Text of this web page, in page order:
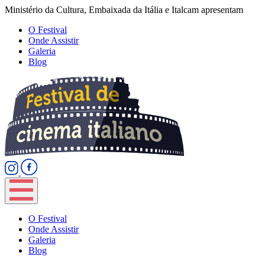
Ministério da Cultura, Embaixada da Itália e Italcam apresentam
O Festival
Onde Assistir
Galeria
Blog
O Festival
Onde Assistir
Galeria
Blog